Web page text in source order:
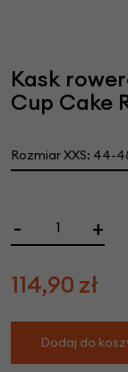
Kask
Cup Cake
Rozmiar XXS: 44-
- +
114,90 zł
Dodaj do